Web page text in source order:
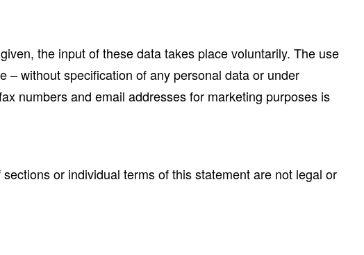
the input of these data takes place voluntarily. The use
– without specification of any personal data or under
numbers and email addresses for marketing purposes is
or individual terms of this statement are not legal or